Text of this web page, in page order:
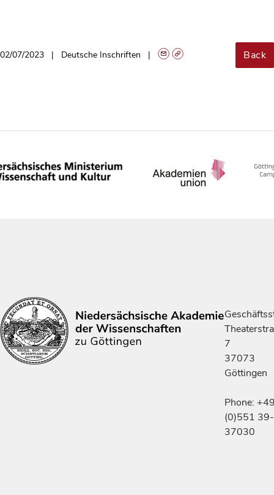
02/07/2023 Deutsche Inschriften Back
7
37073
Göttingen
Phone:
(0)551 39-
37030